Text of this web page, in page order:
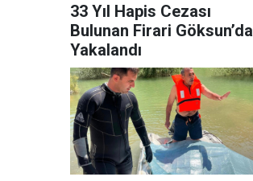
33 Yıl Hapis Cezası
Bulunan Firari Göksun’da
Yakalandı